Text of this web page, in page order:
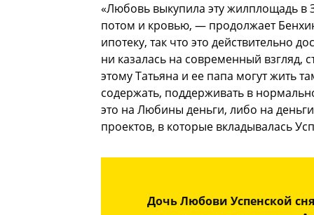
«Любовь выкупила эту жилплощадь в
потом и кровью, — продолжает
ипотеку, так что это действительно
ни казалась на современный взгляд,
этому Татьяна и ее папа могут жить
содержать, поддерживать в
это на Любины деньги, либо на
проектов, в которые вкладывалась
Дочь Любови Успенской